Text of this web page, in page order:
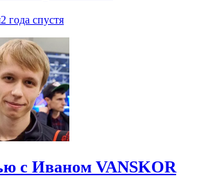
2 года спустя
с Иваном VANSKOR